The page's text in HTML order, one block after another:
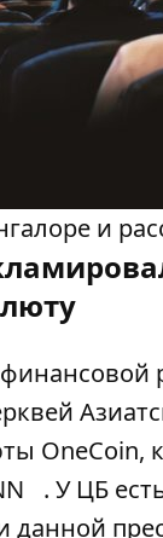
и
OneCoin,
. У ЦБ
данной